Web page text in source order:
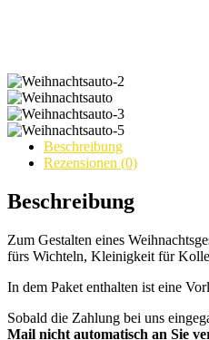
Beschreibung
Rezensionen (0)
Beschreibung
Zum Gestalten eines
fürs Wichteln, Kleinigkeit für
In dem Paket enthalten ist eine
Sobald die Zahlung bei uns
Mail nicht automatisch an Sie